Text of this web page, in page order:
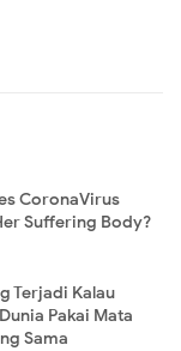
CoronaVirus
Suffering Body?
Terjadi Kalau
Pakai Mata
Sama